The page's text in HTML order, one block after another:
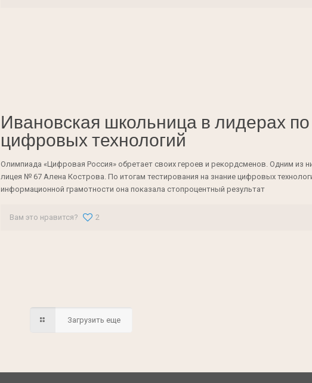
Ивановская школьница в лидерах
цифровых технологий
Олимпиада «Цифровая Россия» обретает своих героев и рекордсменов. Одним из
лицея № 67 Алена Кострова. По итогам тестирования на знание цифровых
информационной грамотности она показала стопроцентный результат
Вам это нравится? 2
Загрузить еще